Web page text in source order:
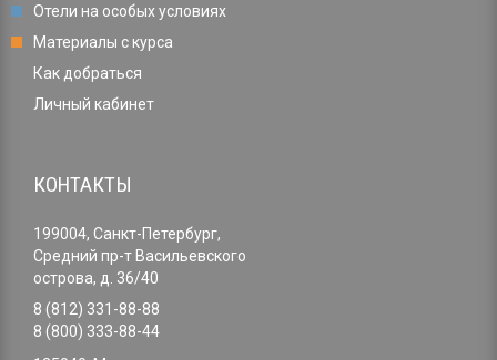
Отели на особых условиях
Материалы с курса
Как добраться
Личный кабинет
КОНТАКТЫ
199004, Санкт-Петербург,
Средний пр-т Васильевского
острова, д. 36/40
8 (812) 331-88-88
8 (800) 333-88-44